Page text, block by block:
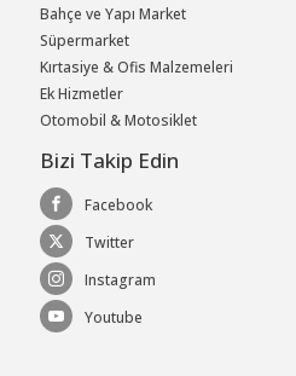
Bahçe ve Yapı Market
Süpermarket
Kırtasiye & Ofis Malzemeleri
Ek Hizmetler
Otomobil & Motosiklet
Bizi Takip Edin
Facebook
Twitter
Instagram
Youtube